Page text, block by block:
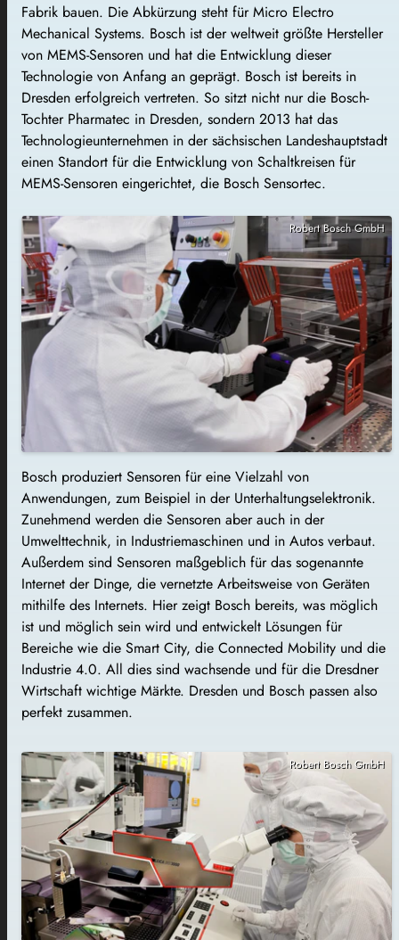
Fabrik bauen. Die Abkürzung steht für Micro Electro
Mechanical Systems. Bosch ist der weltweit größte Hersteller
von MEMS-Sensoren und hat die Entwicklung dieser
Technologie von Anfang an geprägt. Bosch ist bereits in
Dresden erfolgreich vertreten. So sitzt nicht nur die Bosch-
Tochter Pharmatec in Dresden, sondern 2013 hat das
Technologieunternehmen in der sächsischen Landeshauptstadt
einen Standort für die Entwicklung von Schaltkreisen für
MEMS-Sensoren eingerichtet, die Bosch Sensortec.
Robert Bosch GmbH
Bosch produziert Sensoren für eine Vielzahl von
Anwendungen, zum Beispiel in der Unterhaltungselektronik.
Zunehmend werden die Sensoren aber auch in der
Umwelttechnik, in Industriemaschinen und in Autos verbaut.
Außerdem sind Sensoren maßgeblich für das sogenannte
Internet der Dinge, die vernetzte Arbeitsweise von Geräten
mithilfe des Internets. Hier zeigt Bosch bereits, was möglich
ist und möglich sein wird und entwickelt Lösungen für
Bereiche wie die Smart City, die Connected Mobility und die
Industrie 4.0. All dies sind wachsende und für die Dresdner
Wirtschaft wichtige Märkte. Dresden und Bosch passen also
perfekt zusammen.
Robert Bosch GmbH